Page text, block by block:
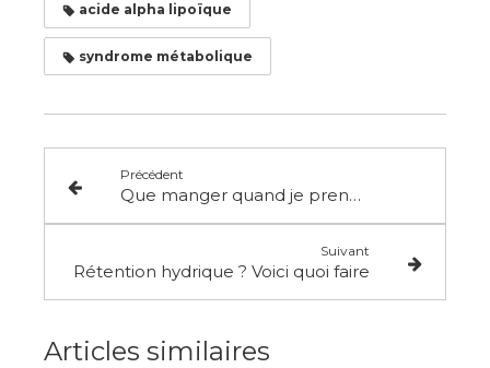
acide alpha lipoïque
syndrome métabolique
Précédent
Que manger quand je prends ma santé en
Suivant
Rétention hydrique ? Voici quoi faire
Articles similaires